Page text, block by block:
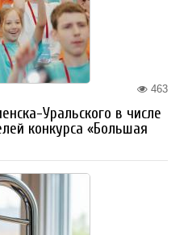
463
Уральского в числе
конкурса «Большая